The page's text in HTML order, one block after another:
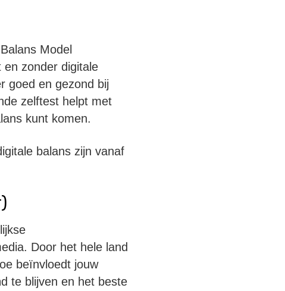
Model
zonder digitale
goed en gezond bij
zelftest helpt met
kunt komen.
balans zijn vanaf
Door het hele land
beïnvloedt jouw
te blijven en het beste